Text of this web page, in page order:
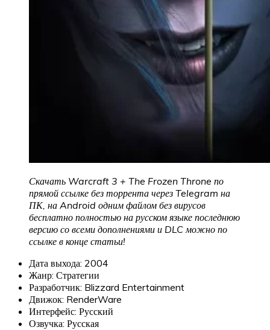
Скачать Warcraft 3 + The Frozen Throne по
прямой ссылке без торрента через Telegram на
ПК, на Android одним файлом без вирусов
бесплатно полностью на русском языке последнюю
версию со всеми дополнениями и DLC можно по
ссылке в конце статьи!
Дата выхода: 2004
Жанр: Стратегии
Разработчик: Blizzard Entertainment
Движок: RenderWare
Интерфейс: Русский
Озвучка: Русская